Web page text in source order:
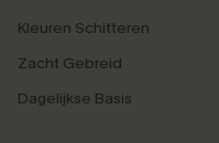
Kleuren Schitteren
Zacht Gebreid
Dagelijkse Basis